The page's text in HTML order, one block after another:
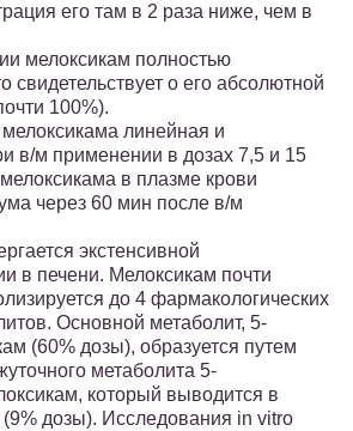
его там в 2 раза ниже, чем в
мелоксикам полностью
свидетельствует о его абсолютной
100%).
линейная и
в/м применении в дозах 7,5 и 15
в плазме крови
через 60 мин после в/м
экстенсивной
в печени. Мелоксикам почти
до 4 фармакологических
Основной метаболит, 5-
(60% дозы), образуется путем
метаболита 5-
который выводится в
дозы). Исследования in vitro